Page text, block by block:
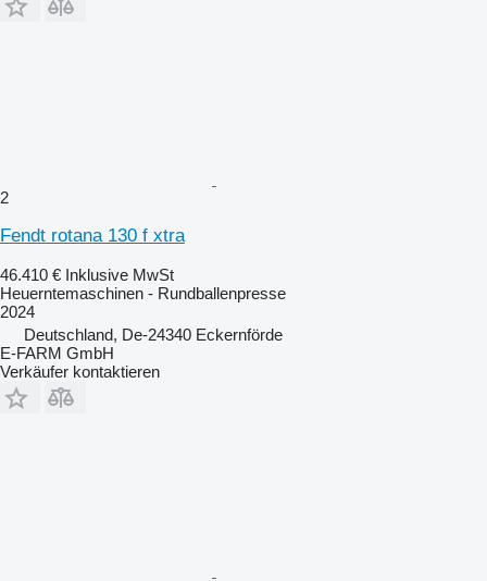
2
Fendt rotana 130 f xtra
46.410 € Inklusive MwSt
Heuerntemaschinen - Rundballenpresse
2024
Deutschland, De-24340 Eckernförde
E-FARM GmbH
Verkäufer kontaktieren